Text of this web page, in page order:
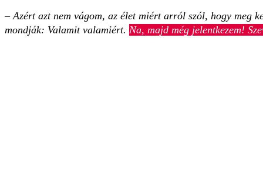
– Azért azt nem vágom, az élet miért arról szól, hogy meg
mondják: Valamit valamiért. Na, majd még jelentkezem!